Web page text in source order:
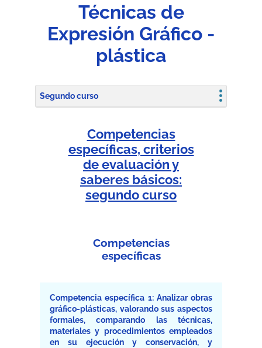
Técnicas de
Expresión Gráfico -
plástica
Segundo curso
Competencias
específicas, criterios
de evaluación y
saberes básicos:
segundo curso
Competencias
específicas
Competencia específica 1: Analizar obras
gráfico-plásticas, valorando sus aspectos
formales, comparando las técnicas,
materiales y procedimientos empleados
en su ejecución y conservación, y